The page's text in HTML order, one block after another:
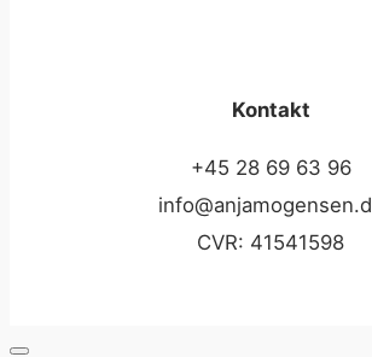
Kontakt
+45 28 69 63 96
CVR: 41541598